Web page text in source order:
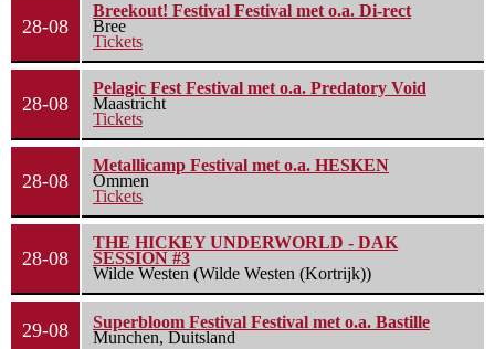
28-08
Breekout! Festival Festival met o.a. Di-rect
Bree
Tickets
28-08
Pelagic Fest Festival met o.a. Predatory Void
Maastricht
Tickets
28-08
Metallicamp Festival met o.a. HESKEN
Ommen
Tickets
28-08
THE HICKEY UNDERWORLD - DAK
SESSION #3
Wilde Westen (Wilde Westen (Kortrijk))
29-08
Superbloom Festival Festival met o.a. Bastille
Munchen, Duitsland